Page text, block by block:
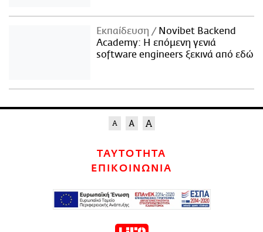
Εκπαίδευση
Novibet Backend
Academy: Η επόμενη γενιά
software engineers ξεκινά από εδώ
ΤΑΥΤΟΤΗΤΑ
ΕΠΙΚΟΙΝΩΝΙΑ